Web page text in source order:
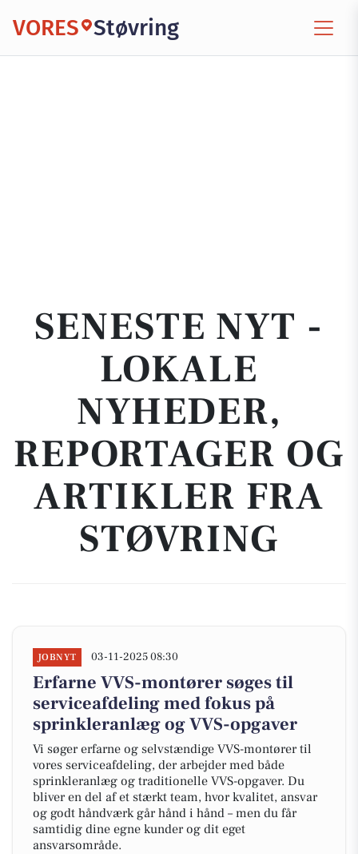
VORES Støvring
SENESTE NYT -
LOKALE
NYHEDER,
REPORTAGER OG
ARTIKLER FRA
STØVRING
JOBNYT 03-11-2025 08:30
Erfarne VVS-montører søges til
serviceafdeling med fokus på
sprinkleranlæg og VVS-opgaver
Vi søger erfarne og selvstændige VVS-montører til
vores serviceafdeling, der arbejder med både
sprinkleranlæg og traditionelle VVS-opgaver. Du
bliver en del af et stærkt team, hvor kvalitet, ansvar
og godt håndværk går hånd i hånd – men du får
samtidig dine egne kunder og dit eget
ansvarsområde.